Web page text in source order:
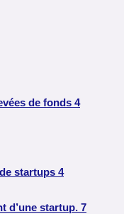
de fonds 4
startups 4
d’une startup. 7